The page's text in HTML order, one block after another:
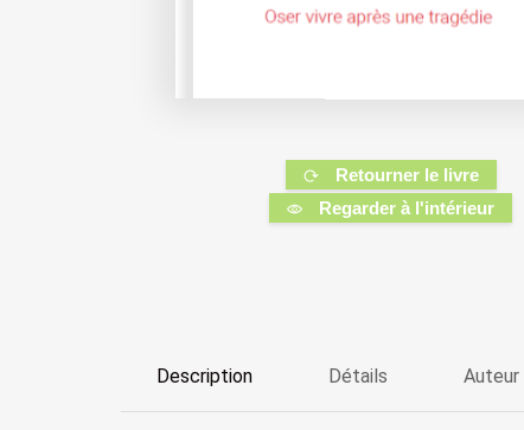
Retourner le livre
Regarder à l'intérieur
Description Détails Auteur